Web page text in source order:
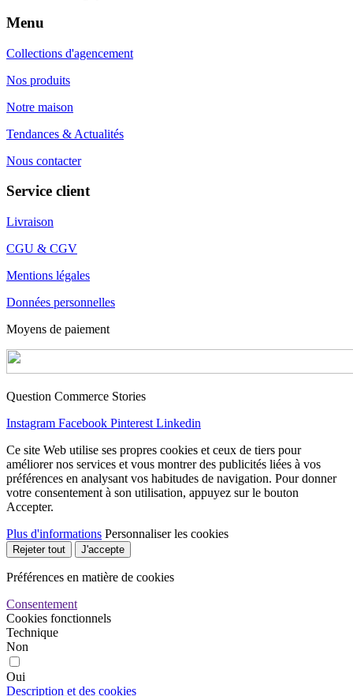
Menu
Collections d'agencement
Nos produits
Notre maison
Tendances & Actualités
Nous contacter
Service client
Livraison
CGU & CGV
Mentions légales
Données personnelles
Moyens de paiement
Question Commerce Stories
Instagram Facebook Pinterest Linkedin
Ce site Web utilise ses propres cookies et ceux de tiers pour
améliorer nos services et vous montrer des publicités liées à vos
préférences en analysant vos habitudes de navigation. Pour donner
votre consentement à son utilisation, appuyez sur le bouton
Accepter.
Plus d'informations Personnaliser les cookies
Rejeter tout J'accepte
Préférences en matière de cookies
Consentement
Cookies fonctionnels
Technique
Non
Oui
Description et des cookies